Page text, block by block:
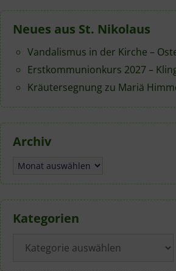
Neues aus St. Nikolaus
Vandalismus in der Kirche –
Erstkommunionkurs 2027 –
Kräutersegnung zu Mariä
Archiv
Archiv
Kategorien